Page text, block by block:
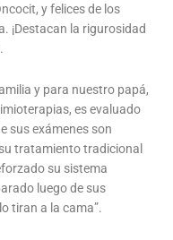
y felices de los
¡Destacan la rigurosidad
y para nuestro papá,
es evaluado
sus exámenes son
tratamiento tradicional
su sistema
luego de sus
tiran a la cama”.